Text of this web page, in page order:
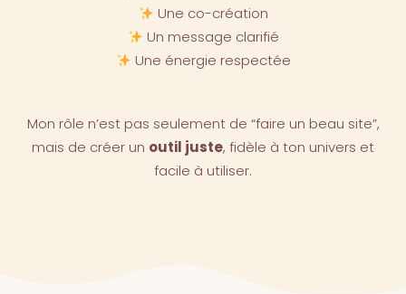
Une co-création
Un message clarifié
Une énergie respectée
Mon rôle n’est pas seulement de “faire un beau site”,
mais de créer un outil juste, fidèle à ton univers et
facile à utiliser.